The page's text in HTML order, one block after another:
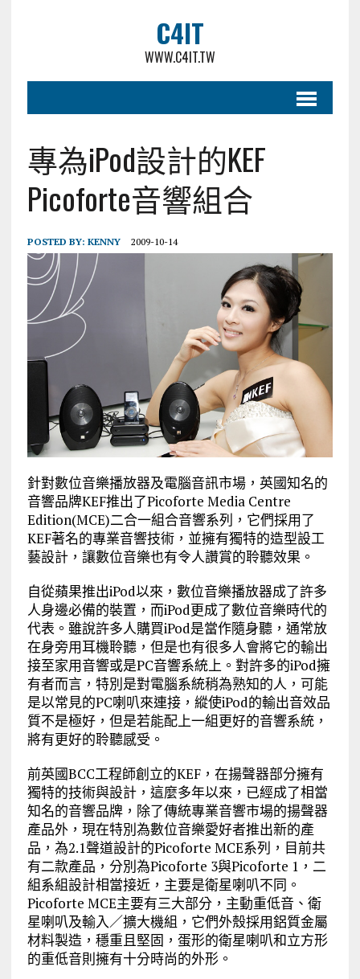
C4IT
WWW.C4IT.TW
專為iPod設計的KEF
Picoforte音響組合
POSTED BY: KENNY 2009-10-14
針對數位音樂播放器及電腦音訊市場，英國知名的
音響品牌KEF推出了Picoforte Media Centre
Edition(MCE)二合一組合音響系列，它們採用了
KEF著名的專業音響技術，並擁有獨特的造型設工
藝設計，讓數位音樂也有令人讚賞的聆聽效果。
自從蘋果推出iPod以來，數位音樂播放器成了許多
人身邊必備的裝置，而iPod更成了數位音樂時代的
代表。雖說許多人購買iPod是當作隨身聽，通常放
在身旁用耳機聆聽，但是也有很多人會將它的輸出
接至家用音響或是PC音響系統上。對許多的iPod擁
有者而言，特別是對電腦系統稍為熟知的人，可能
是以常見的PC喇叭來連接，縱使iPod的輸出音效品
質不是極好，但是若能配上一組更好的音響系統，
將有更好的聆聽感受。
前英國BCC工程師創立的KEF，在揚聲器部分擁有
獨特的技術與設計，這麼多年以來，已經成了相當
知名的音響品牌，除了傳統專業音響市場的揚聲器
產品外，現在特別為數位音樂愛好者推出新的產
品，為2.1聲道設計的Picoforte MCE系列，目前共
有二款產品，分別為Picoforte 3與Picoforte 1，二
組系組設計相當接近，主要是衛星喇叭不同。
Picoforte MCE主要有三大部分，主動重低音、衛
星喇叭及輸入／擴大機組，它們外殼採用鋁質金屬
材料製造，穩重且堅固，蛋形的衛星喇叭和立方形
的重低音則擁有十分時尚的外形。